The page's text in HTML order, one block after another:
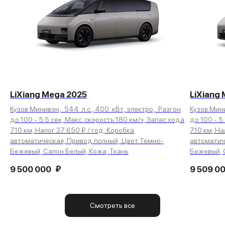
LiXiang Mega 2025
Кузов Минивэн, 544 л.с., 400 кВт, электро, Разгон
до 100 - 5.5 сек, Макс. скорость 180 км/ч, Запас хода
710 км, Налог 37 650 ₽ / год, Коробка
автоматическая, Привод полный, Цвет Тёмно-
Бежевый, Салон Белый, Кожа, Ткань
9 500 000 ₽
LiXiang
Кузов
до 100 -
710 км,
Бежевый,
9 509
Смотреть все